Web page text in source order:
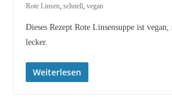
Rote Linsen, schnell, vegan
Dieses Rezept Rote Linsensuppe ist
lecker.
Weiterlesen